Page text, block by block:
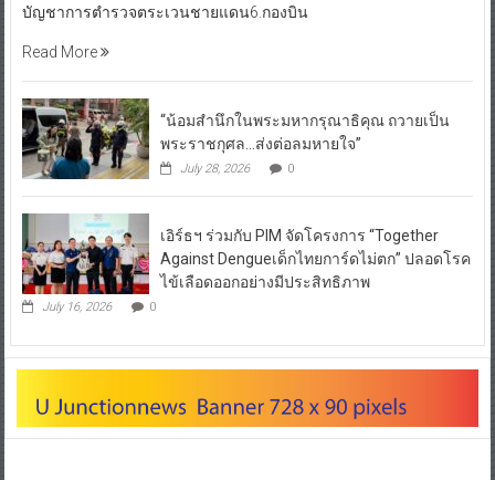
บัญชาการตำรวจตระเวนชายแดน6.กองบิน
Read More
“น้อมสำนึกในพระมหากรุณาธิคุณ ถวายเป็น
พระราชกุศล…ส่งต่อลมหายใจ”
July 28, 2026 0
เอิร์ธฯ ร่วมกับ PIM จัดโครงการ “Together
Against Dengueเด็กไทยการ์ดไม่ตก” ปลอดโรค
ไข้เลือดออกอย่างมีประสิทธิภาพ
July 16, 2026 0